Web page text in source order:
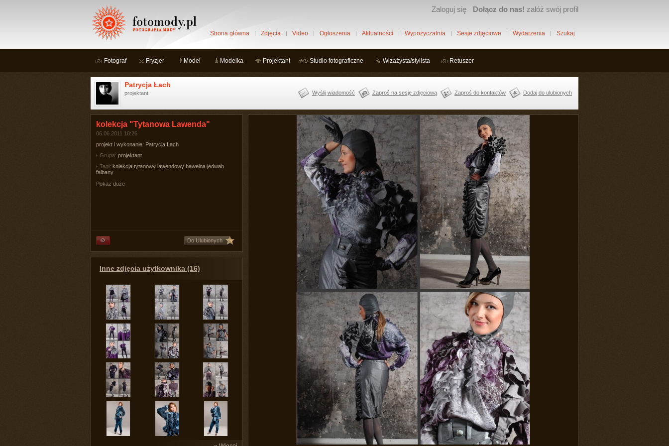
Zaloguj się Dołącz do nas! załóż swój profil
Strona główna Zdjęcia Video Ogłoszenia Aktualności Wypożyczalnia Sesje zdjęciowe Wydarzenia Szukaj
Fotograf Fryzjer Model Modelka Projektant Studio fotograficzne Wizażysta/stylista Retuszer
Patrycja Łach
projektant Wyślij wiadomość Zaproś na sesję zdjęciową Zaproś do kontaktów Dodaj do ulubionych
kolekcja "Tytanowa Lawenda"
06.06.2011 18:26
projekt i wykonanie: Patrycja Łach
Grupa: projektant
Tagi: kolekcja tytanowy lawendowy bawełna jedwab
falbany
Pokaż duże
Do Ulubionych
Inne zdjęcia użytkownika (16)